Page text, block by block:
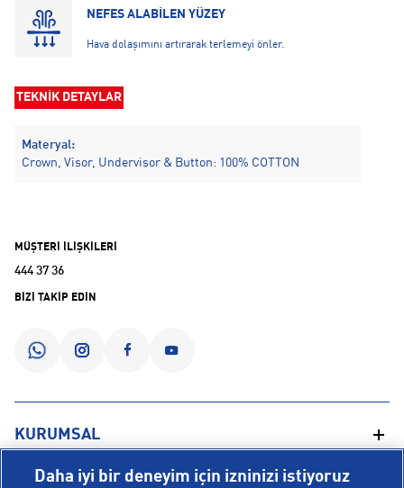
NEFES ALABİLEN YÜZEY
Hava dolaşımını artırarak terlemeyi önler.
TEKNİK DETAYLAR
Materyal:
Crown, Visor, Undervisor & Button: 100% COTTON
MÜŞTERİ İLİŞKİLERİ
444 37 36
BİZİ TAKİP EDİN
KURUMSAL
Hakkımızda
Daha iyi bir deneyim için izninizi istiyoruz